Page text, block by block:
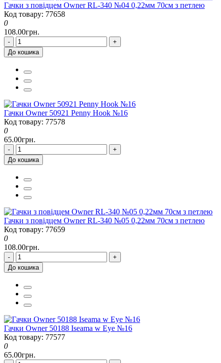
Гачки з повідцем Owner RL-340 №04 0,22мм 70см з петлею
Код товару: 77658
0
108.00грн.
-
+
До кошика
Гачки Owner 50921 Penny Hook №16
Код товару: 77578
0
65.00грн.
-
+
До кошика
Гачки з повідцем Owner RL-340 №05 0,22мм 70см з петлею
Код товару: 77659
0
108.00грн.
-
+
До кошика
Гачки Owner 50188 Iseama w Eye №16
Код товару: 77577
0
65.00грн.